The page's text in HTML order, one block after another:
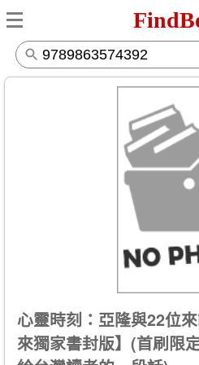
心靈時刻：亞隆與22位
來獨家書封版】(首刷限